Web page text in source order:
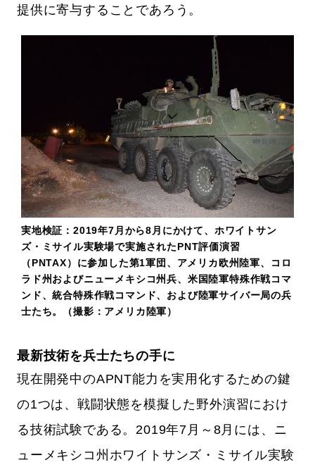
提供に寄与することであろう。
実地検証：2019年7月から8月にかけて、ホワイトサン
ズ・ミサイル実験場で実施されたPNT評価演習
（PNTAX）に参加した第1軍団、アメリカ欧州陸軍、コロ
ラド州およびニューメキシコ州兵、米国陸軍特殊作戦コマ
ンド、統合特殊作戦コマンド、および陸軍サイバー局の兵
士たち。（撮影：アメリカ陸軍）
最新技術を兵士たちの手に
現在開発中のAPNT能力を実用化するための鍵
の1つは、戦闘状態を模擬した野外演習におけ
る技術試験である。2019年7月～8月には、ニ
ューメキシコ州ホワイトサンズ・ミサイル実験